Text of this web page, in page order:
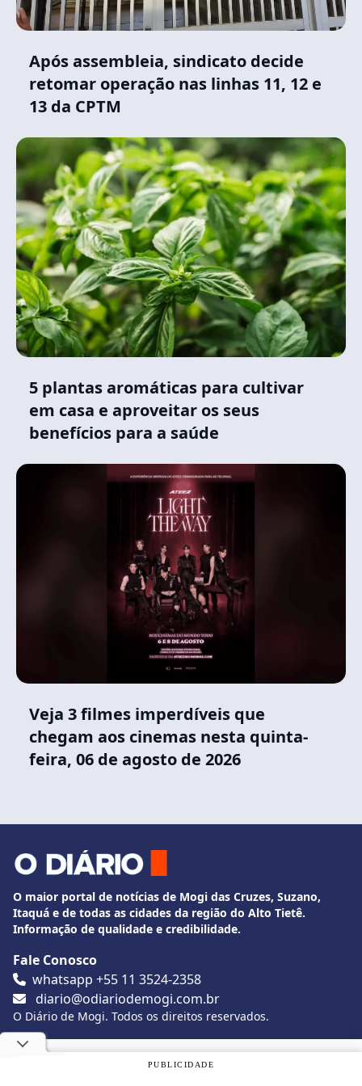
Após assembleia, sindicato decide
retomar operação nas linhas 11, 12 e
13 da CPTM
5 plantas aromáticas para cultivar
em casa e aproveitar os seus
benefícios para a saúde
Veja 3 filmes imperdíveis que
chegam aos cinemas nesta quinta-
feira, 06 de agosto de 2026
O maior portal de notícias de Mogi das Cruzes, Suzano,
Itaquá e de todas as cidades da região do Alto Tietê.
Informação de qualidade e credibilidade.
Fale Conosco
whatsapp +55 11 3524-2358
diario@odiariodemogi.com.br
O Diário de Mogi. Todos os direitos reservados.
Siga O Diário nas redes sociais
Utilizamos cookies, de acordo com a nossa
PUBLICIDADE